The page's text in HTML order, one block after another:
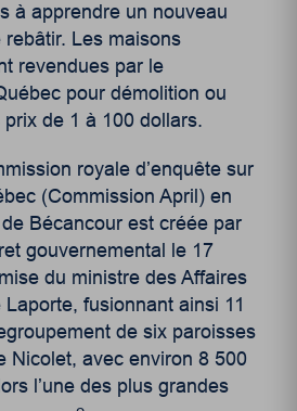
à apprendre un nouveau
Les maisons
revendues par le
pour démolition ou
de 1 à 100 dollars.
royale d’enquête sur
(Commission April) en
Bécancour est créée par
gouvernemental le 17
du ministre des Affaires
fusionnant ainsi 11
de six paroisses
Nicolet, avec environ 8 500
l’une des plus grandes